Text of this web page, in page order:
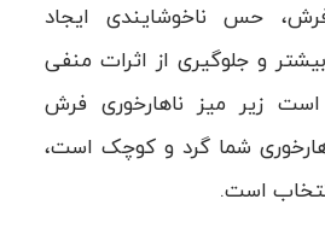
حس ناخوشایندی ایجاد
و جلوگیری از اثرات منفی
است زیر میز ناهارخوری فرش
شما گرد و کوچک است،
است.